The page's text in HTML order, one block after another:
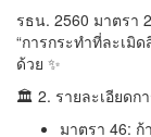
รธน. 2560 มาตรา
“การกระทำที่ละเมิ
ด้วย ✨
🏛️ 2. รายละเอียดก
มาตรา 46: